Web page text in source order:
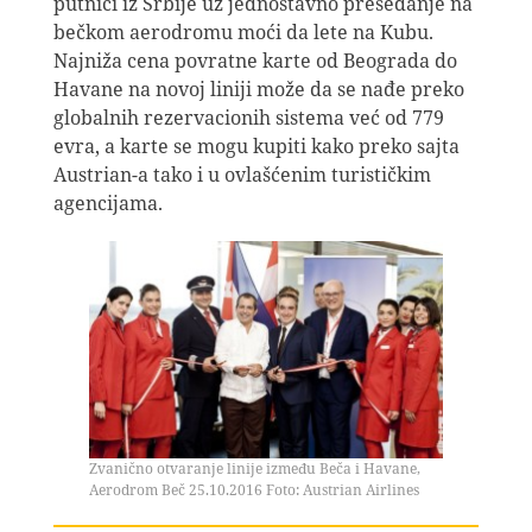
bečkom aerodromu moći da lete na Kubu.
Najniža cena povratne karte od Beograda do
Havane na novoj liniji može da se nađe preko
globalnih rezervacionih sistema već od 779
evra, a karte se mogu kupiti kako preko sajta
Austrian-a tako i u ovlašćenim turističkim
agencijama.
Zvanično otvaranje linije između Beča i Havane,
Aerodrom Beč 25.10.2016 Foto: Austrian Airlines